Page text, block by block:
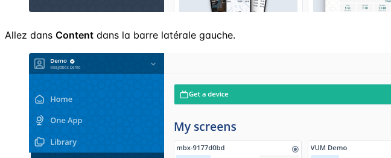
Allez dans Content dans la barre latérale gauche.